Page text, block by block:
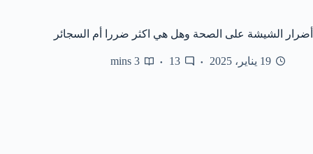
أضرار الشيشة على الصحة وهل هي اكثر ضررا أم السجائر
19 يناير، 2025 13
3 mins